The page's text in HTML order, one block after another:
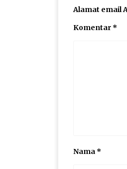
Alamat email
Komentar *
Nama *